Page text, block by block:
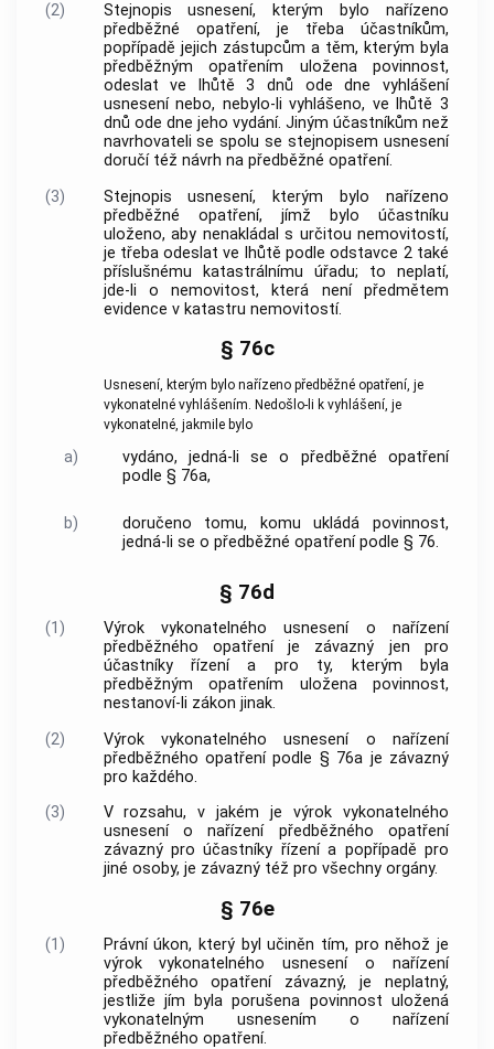
(2)
Stejnopis usnesení, kterým bylo nařízeno
předběžné opatření, je třeba účastníkům,
popřípadě jejich zástupcům a těm, kterým byla
předběžným opatřením uložena povinnost,
odeslat ve lhůtě 3 dnů ode dne vyhlášení
usnesení nebo, nebylo-li vyhlášeno, ve lhůtě 3
dnů ode dne jeho vydání. Jiným účastníkům než
navrhovateli se spolu se stejnopisem usnesení
doručí též návrh na předběžné opatření.
(3)
Stejnopis usnesení, kterým bylo nařízeno
předběžné opatření, jímž bylo účastníku
uloženo, aby nenakládal s určitou nemovitostí,
je třeba odeslat ve lhůtě podle odstavce 2 také
příslušnému katastrálnímu úřadu; to neplatí,
jde-li o nemovitost, která není předmětem
evidence v katastru nemovitostí.
§ 76c
Usnesení, kterým bylo nařízeno předběžné opatření, je
vykonatelné vyhlášením. Nedošlo-li k vyhlášení, je
vykonatelné, jakmile bylo
a)
vydáno, jedná-li se o předběžné opatření
podle § 76a,
b)
doručeno tomu, komu ukládá povinnost,
jedná-li se o předběžné opatření podle § 76.
§ 76d
(1)
Výrok vykonatelného usnesení o nařízení
předběžného opatření je závazný jen pro
účastníky řízení a pro ty, kterým byla
předběžným opatřením uložena povinnost,
nestanoví-li zákon jinak.
(2)
Výrok vykonatelného usnesení o nařízení
předběžného opatření podle § 76a je závazný
pro každého.
(3)
V rozsahu, v jakém je výrok vykonatelného
usnesení o nařízení předběžného opatření
závazný pro účastníky řízení a popřípadě pro
jiné osoby, je závazný též pro všechny orgány.
§ 76e
(1)
Právní úkon, který byl učiněn tím, pro něhož je
výrok vykonatelného usnesení o nařízení
předběžného opatření závazný, je neplatný,
jestliže jím byla porušena povinnost uložená
vykonatelným usnesením o nařízení
předběžného opatření.